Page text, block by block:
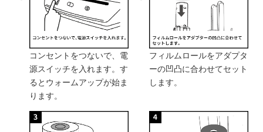
コンセントをつないで、電
源スイッチを入れます。す
るとウォームアップが始ま
ります。
フィルムロールをアダプタ
ーの凹凸に合わせてセット
します。